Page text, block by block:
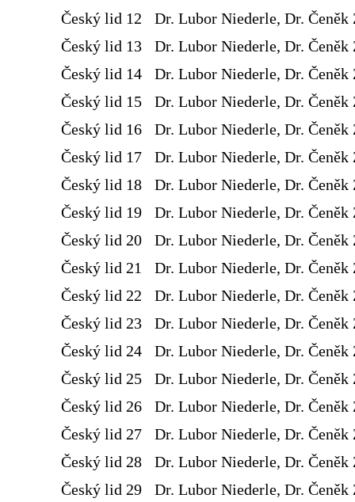
Český lid 12
Dr. Lubor Niederle, Dr. Čeněk
Český lid 13
Dr. Lubor Niederle, Dr. Čeněk
Český lid 14
Dr. Lubor Niederle, Dr. Čeněk
Český lid 15
Dr. Lubor Niederle, Dr. Čeněk
Český lid 16
Dr. Lubor Niederle, Dr. Čeněk
Český lid 17
Dr. Lubor Niederle, Dr. Čeněk
Český lid 18
Dr. Lubor Niederle, Dr. Čeněk
Český lid 19
Dr. Lubor Niederle, Dr. Čeněk
Český lid 20
Dr. Lubor Niederle, Dr. Čeněk
Český lid 21
Dr. Lubor Niederle, Dr. Čeněk
Český lid 22
Dr. Lubor Niederle, Dr. Čeněk
Český lid 23
Dr. Lubor Niederle, Dr. Čeněk
Český lid 24
Dr. Lubor Niederle, Dr. Čeněk
Český lid 25
Dr. Lubor Niederle, Dr. Čeněk
Český lid 26
Dr. Lubor Niederle, Dr. Čeněk
Český lid 27
Dr. Lubor Niederle, Dr. Čeněk
Český lid 28
Dr. Lubor Niederle, Dr. Čeněk
Český lid 29
Dr. Lubor Niederle, Dr. Čeněk